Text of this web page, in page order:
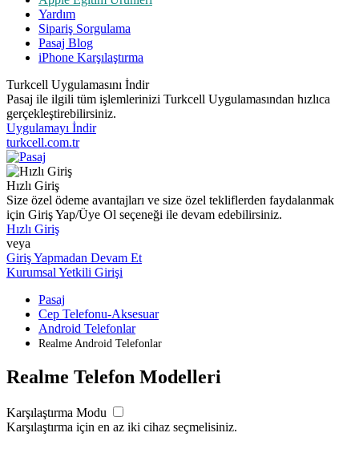
Yardım
Sipariş Sorgulama
Pasaj Blog
iPhone Karşılaştırma
Turkcell Uygulamasını İndir
Pasaj ile ilgili tüm işlemlerinizi Turkcell Uygulamasından hızlıca
gerçekleştirebilirsiniz.
Uygulamayı İndir
turkcell.com.tr
Hızlı Giriş
Size özel ödeme avantajları ve size özel tekliflerden faydalanmak
için Giriş Yap/Üye Ol seçeneği ile devam edebilirsiniz.
Hızlı Giriş
veya
Giriş Yapmadan Devam Et
Kurumsal Yetkili Girişi
Pasaj
Cep Telefonu-Aksesuar
Android Telefonlar
Realme Android Telefonlar
Realme Telefon Modelleri
Karşılaştırma Modu
Karşılaştırma için en az iki cihaz seçmelisiniz.